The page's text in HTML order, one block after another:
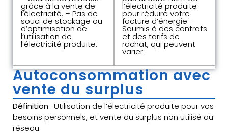
grâce à la vente de
l’électricité. – Pas de
souci de stockage ou
d’optimisation de
l’utilisation de
l’électricité produite.
l’électricité produite
pour réduire votre
facture d’énergie. –
Soumis à des contrats
et des tarifs de
rachat, qui peuvent
varier.
Autoconsommation avec
vente du surplus
Définition : Utilisation de l’électricité produite pour vos
besoins personnels, et vente du surplus non utilisé au
réseau.